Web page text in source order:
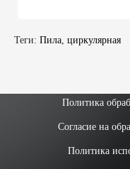
Теги: Пила, циркулярная
Политика
Согласие на
Политика